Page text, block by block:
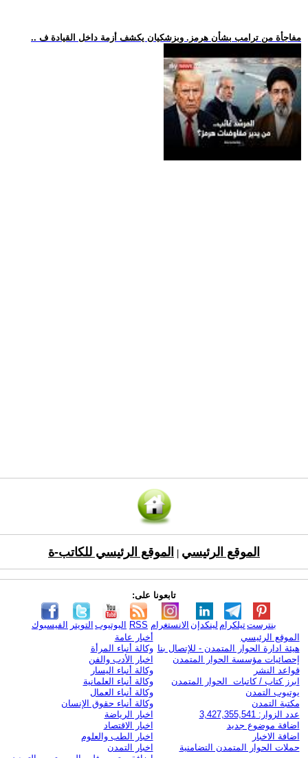
.. مفاجأة من ترامب بشأن هرمز. وبزشكيان يكشف أزمة داخل القيادة ف
الموقع الرئيسي الموقع الرئيسي للكاتب-ة
تابعونا على:
الفيسبوك التويتر اليوتيوب RSS الانستغرام لينكدإن تيلكرامبنترست
الموقع الرئيسي
هيئة ادارة الحوار المتمدن - للإتصال بنا
إحصائيات مؤسسة الحوار المتمدن
قواعد النشر
ابرز كتاب / كاتبات الحوار المتمدن
يوتيوب التمدن
مكتبة التمدن
عدد الزوار: 3,427,355,541
اضافة موضوع جديد
اضافة الاخبار
حملات الحوار المتمدن التضامنية
أخبار عامة
وكالة أنباء المرأة
اخبار الأدب والفن
وكالة أنباء اليسار
وكالة أنباء العلمانية
وكالة أنباء العمال
وكالة أنباء حقوق الإنسان
اخبار الرياضة
اخبار الاقتصاد
اخبار الطب والعلوم
اخبار التمدن